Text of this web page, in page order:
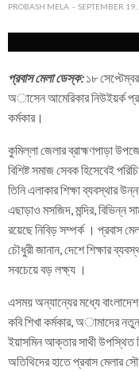
PROBASH MELA SEPTEMBER
প্রবাস মেলা ডেস্ক:১৮ সেপ্টেম্বর
অাসেন আমেরিকার নিউইয়র্ক
কর্মকার।
কুমিল্লা জেলার ব্রাহ্মণপাড়া
বিশিষ্ট সমাজ সেবক হিসেবেই
তিনি এলাকার শিক্ষা ব্যবস্থার
এছাড়াও মসজিদ, মন্দির,
রয়েছে নিবিড় সম্পর্ক । প্রবাস
চৌধুরী জানান, দেশে শিক্ষার
সবচেয়ে বড় লক্ষ্য ।
এসময় অন্যান্যের মধ্যে বাংলাদেশ
কবি শিখা কর্মকার, অামাদের
ইয়াসমিন আক্তার সাথী উপস্থিত
অতিথিদের হাতে প্রবাস মেলার